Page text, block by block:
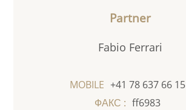
Partner
Fabio Ferrari
MOBILE +41 78 637 66 15
ФАКС : ff6983